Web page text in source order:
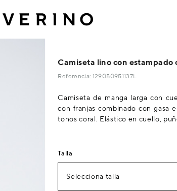
Camiseta lino con estampado
Referencia: 129050951137L
Camiseta de manga larga con
con franjas combinado con gasa
tonos coral. Elástico en cuello,
Talla
Selecciona talla